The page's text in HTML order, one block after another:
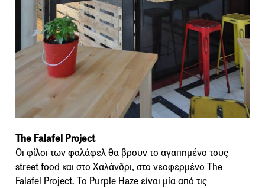
The Falafel Project
Οι φίλοι των φαλάφελ θα βρουν το αγαπημένο τους
street food και στο Χαλάνδρι, στο νεοφερμένο The
Falafel Project. Το Purple Haze είναι μία από τις